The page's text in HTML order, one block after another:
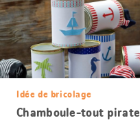
Idée de bricolage
Chamboule-tout pirate